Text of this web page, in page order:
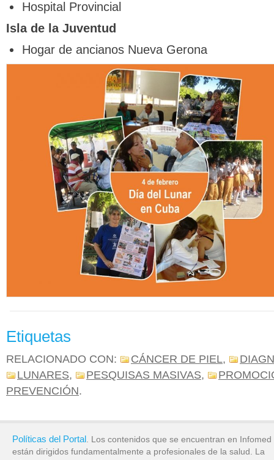
Hospital Provincial
Isla de la Juventud
Hogar de ancianos Nueva Gerona
Etiquetas
RELACIONADO CON: CÁNCER DE PIEL,
LUNARES, PESQUISAS MASIVAS,
PREVENCIÓN.
Políticas del Portal. Los contenidos que se encuentran en Infomed
están dirigidos fundamentalmente a profesionales de la salud. La